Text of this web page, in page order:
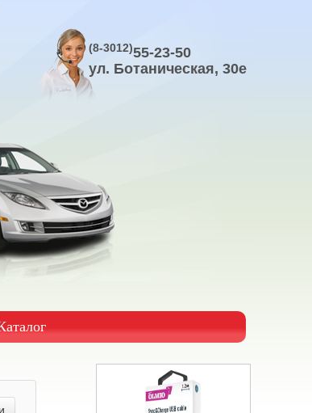
(8-3012)55-23-50
ул. Ботаническая, 30е